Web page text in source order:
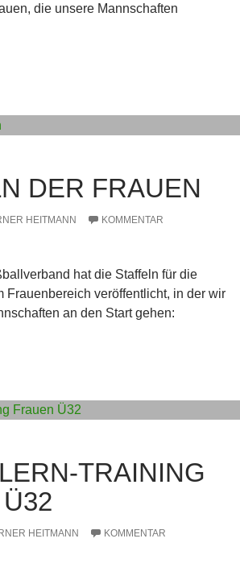
die unsere Mannschaften
DER FRAUEN
HEITMANN
KOMMENTAR
hat die Staffeln für die
Frauenbereich veröffentlicht, in der wir
an den Start gehen:
TRAINING
HEITMANN
KOMMENTAR